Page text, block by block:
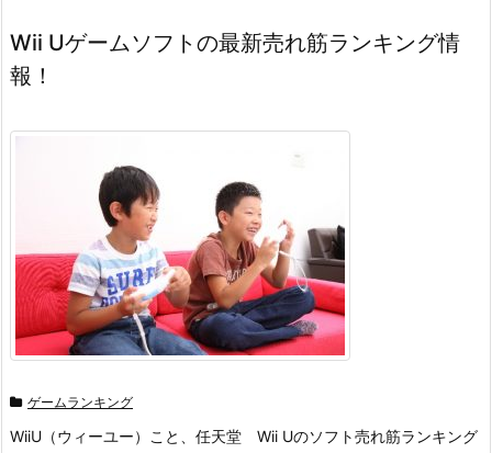
Wii Uゲームソフトの最新売れ筋ランキング情
報！
ゲームランキング
WiiU（ウィーユー）こと、任天堂 Wii Uのソフト売れ筋ランキング